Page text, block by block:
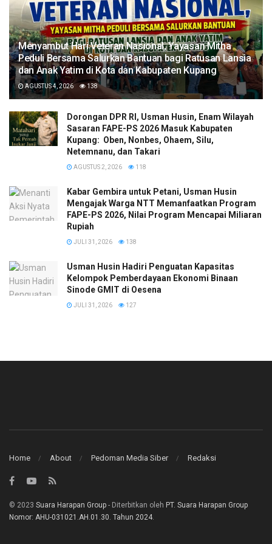
​Menyambut Hari Veteran Nasional, Yayasan Mitha
Peduli Bersama Salurkan Bantuan bagi Ratusan Lansia
dan Anak Yatim di Kota dan Kabupaten Kupang
AGUSTUS 4, 2026 138
Dorongan DPR RI, Usman Husin, Enam Wilayah
Sasaran FAPE-PS 2026 Masuk Kabupaten
Kupang: Oben, Nonbes, Ohaem, Silu,
Netemnanu, dan Takari
AGUSTUS 2, 2026 118
Kabar Gembira untuk Petani, Usman Husin
Mengajak Warga NTT Memanfaatkan Program
FAPE-PS 2026, Nilai Program Mencapai Miliaran
Rupiah
JULI 31, 2026 138
​Usman Husin Hadiri Penguatan Kapasitas
Kelompok Pemberdayaan Ekonomi Binaan
Sinode GMIT di Oesena
JULI 31, 2026 127
Home About Pedoman Media Siber Redaksi
© 2023 Suara Harapan Group - Diterbitkan oleh PT. Suara Harapan Group
Nomor: AHU-031021.AH.01.30. Tahun 2024.